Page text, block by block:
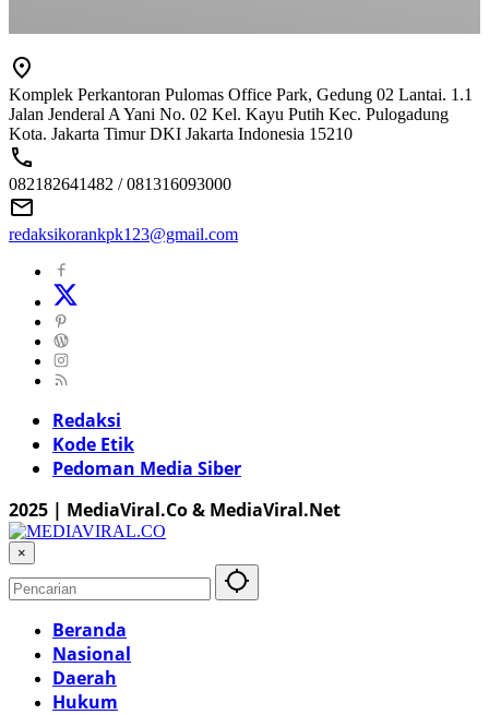
Komplek Perkantoran Pulomas Office Park, Gedung 02 Lantai. 1.1
Jalan Jenderal A Yani No. 02 Kel. Kayu Putih Kec. Pulogadung
Kota. Jakarta Timur DKI Jakarta Indonesia 15210
082182641482 / 081316093000
redaksikorankpk123@gmail.com
Redaksi
Kode Etik
Pedoman Media Siber
2025 | MediaViral.Co & MediaViral.Net
×
Beranda
Nasional
Daerah
Hukum